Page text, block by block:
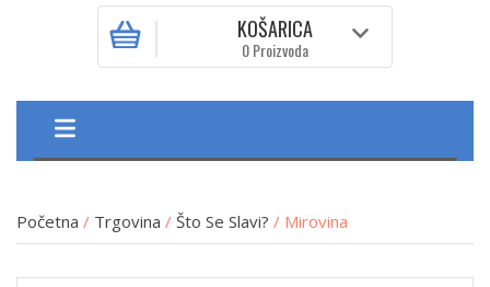
KOŠARICA
0 Proizvoda
Početna / Trgovina / Što Se Slavi? / Mirovina